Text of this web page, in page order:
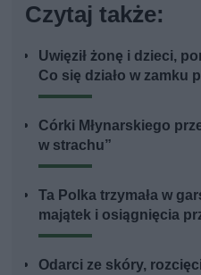
Czytaj także:
Uwięził żonę i dzieci,
Co się działo w zamku
Córki Młynarskiego
w strachu”
Ta Polka trzymała w
majątek i osiągnięcia
Odarci ze skóry,